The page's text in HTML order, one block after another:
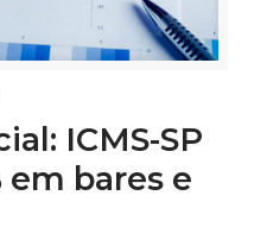
ICMS-SP
em bares e